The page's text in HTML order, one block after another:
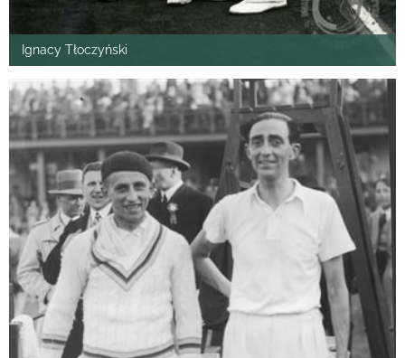
Ignacy Tłoczyński